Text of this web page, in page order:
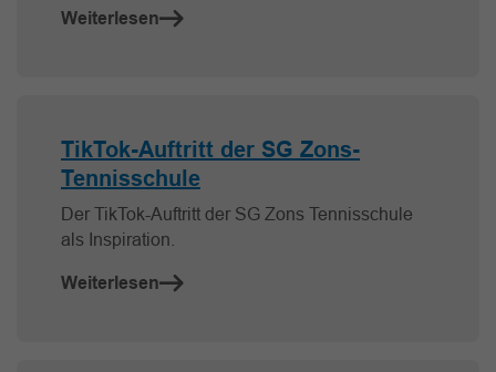
Weiterlesen
TikTok-Auftritt der SG Zons-
Tennisschule
Der TikTok-Auftritt der SG Zons Tennisschule
als Inspiration.
Weiterlesen